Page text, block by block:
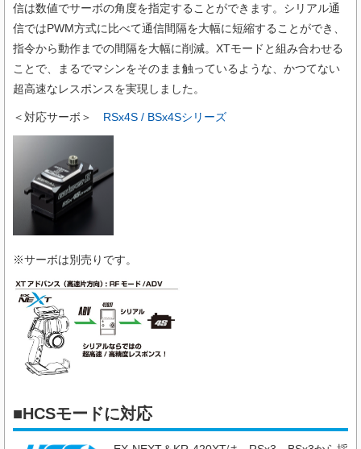
信は数値でサーボの角度を指定することができます。シリアル通
信ではPWM方式に比べて通信間隔を大幅に短縮することができ、
指令から動作までの間隔を大幅に削減。XTモードと組み合わせる
ことで、まるでマシンをそのまま触っているような、かつてない
超高速なレスポンスを実現しました。
＜対応サーボ＞ RSx4S / BSx4Sシリーズ
※サーボは別売りです。
■HCSモードに対応